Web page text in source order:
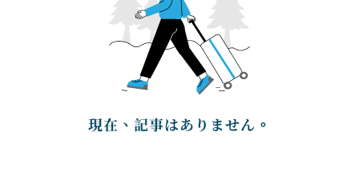
現在、記事はありません。